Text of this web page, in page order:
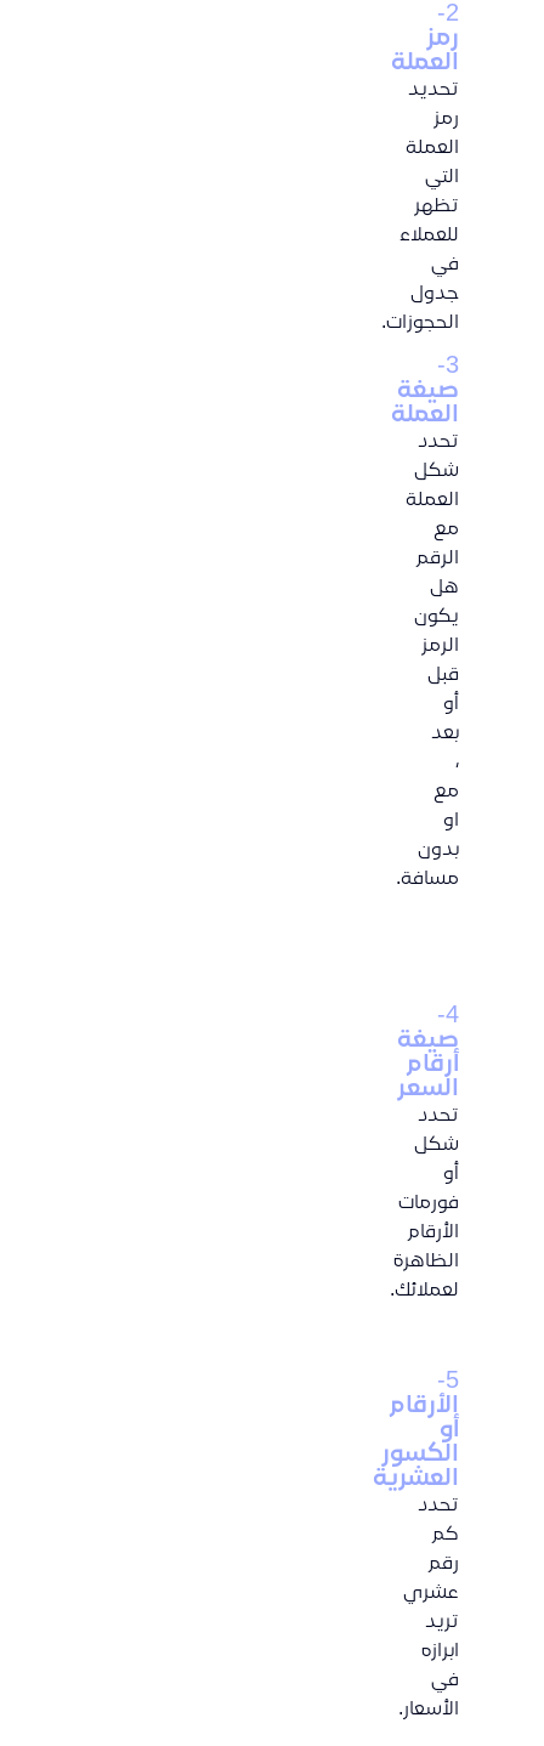
2-
رمز
العملة
تحديد
رمز
العملة
التي
تظهر
للعملاء
في
جدول
الحجوزات.
3-
صيغة
العملة
تحدد
شكل
العملة
مع
الرقم
هل
يكون
الرمز
قبل
بعد
مع
بدون
مسافة.
4-
صيغة
أرقام
السعر
تحدد
شكل
أو
فورمات
الأرقام
الظاهرة
لعملائك.
5-
الأرقام
أو
الكسور
العشرية
تحدد
كم
رقم
عشري
تريد
ابرازه
في
الأسعار.